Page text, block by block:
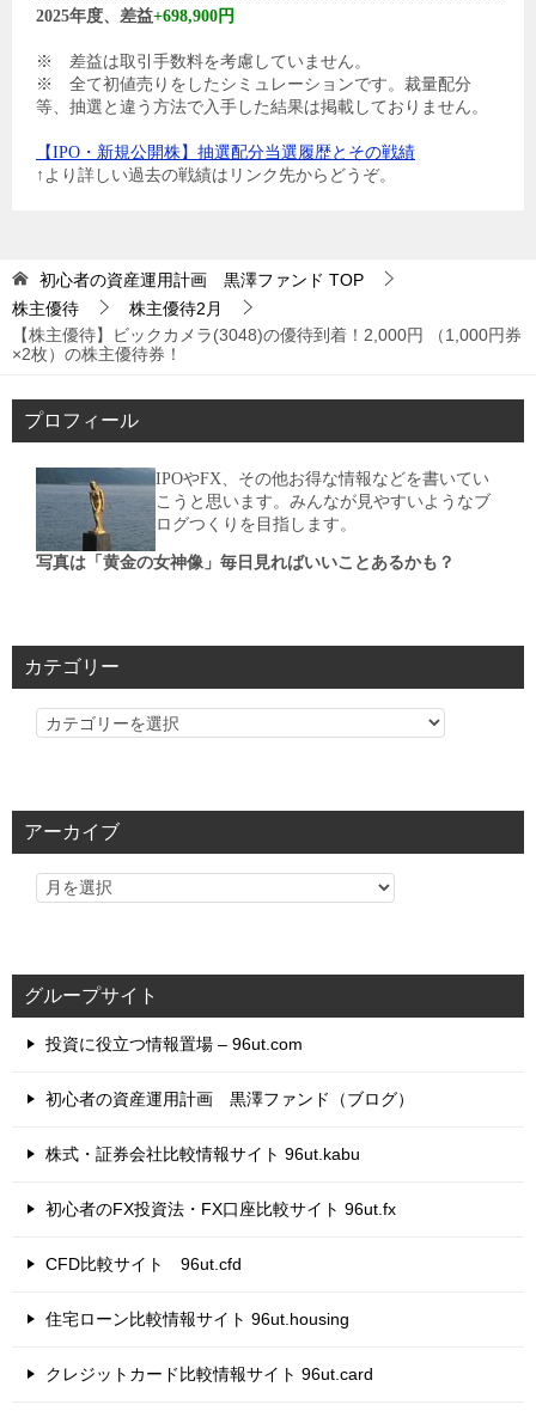
2025年度、差益+698,900円
※ 差益は取引手数料を考慮していません。
※ 全て初値売りをしたシミュレーションです。裁量配分
等、抽選と違う方法で入手した結果は掲載しておりません。
【IPO・新規公開株】抽選配分当選履歴とその戦績
↑より詳しい過去の戦績はリンク先からどうぞ。
初心者の資産運用計画 黒澤ファンド TOP
株主優待
株主優待2月
【株主優待】ビックカメラ(3048)の優待到着！2,000円 （1,000円券
×2枚）の株主優待券！
プロフィール
IPOやFX、その他お得な情報などを書いてい
こうと思います。みんなが見やすいようなブ
ログつくりを目指します。
写真は「黄金の女神像」毎日見ればいいことあるかも？
カテゴリー
カ
リ
アーカイブ
グループサイト
投資に役立つ情報置場 – 96ut.com
初心者の資産運用計画 黒澤ファンド（ブログ）
株式・証券会社比較情報サイト 96ut.kabu
初心者のFX投資法・FX口座比較サイト 96ut.fx
CFD比較サイト 96ut.cfd
住宅ローン比較情報サイト 96ut.housing
クレジットカード比較情報サイト 96ut.card